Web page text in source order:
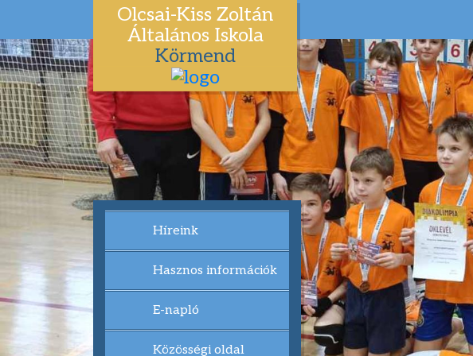
Olcsai-Kiss Zoltán
Általános Iskola
Körmend
Híreink
Hasznos információk
E-napló
Közösségi oldal